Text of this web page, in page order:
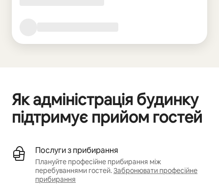
Як адміністрація будинку
підтримує прийом гостей
Послуги з прибирання
Плануйте професійне прибирання між
перебуваннями гостей. Забронювати професійне
прибирання